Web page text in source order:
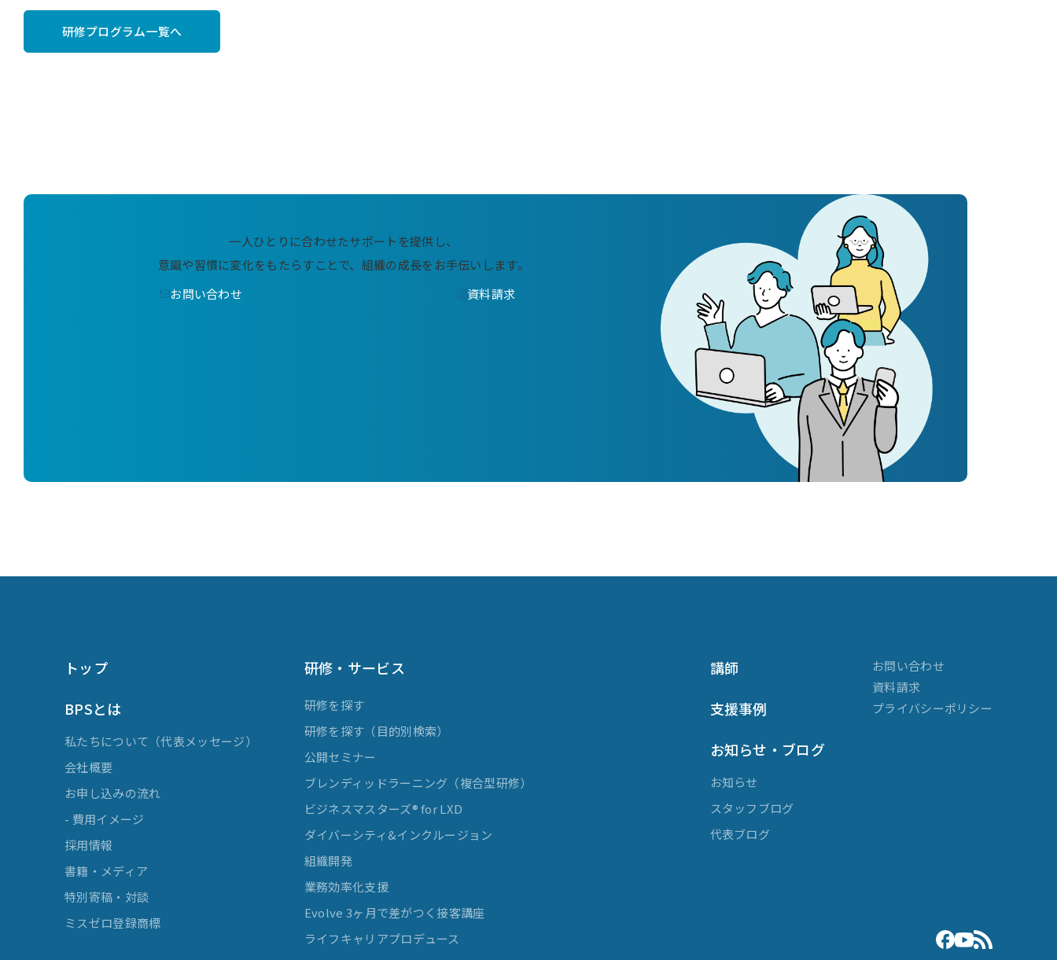
研修プログラム一覧へ
一人ひとりに合わせたサポートを提供し、
意識や習慣に変化をもたらすことで、 組織の成長をお手伝いします。
お問い合わせ
資料請求
トップ
BPSとは
私たちについて（代表メッセージ）
会社概要
お申し込みの流れ
- 費用イメージ
採用情報
書籍・メディア
特別寄稿・対談
ミスゼロ登録商標
研修・サービス
研修を探す
研修を探す（目的別検索）
公開セミナー
ブレンディッドラーニング（複合型研修）
ビジネスマスターズ® for LXD
ダイバーシティ&インクルージョン
組織開発
業務効率化支援
Evolve 3ヶ月で差がつく接客講座
ライフキャリアプロデュース
講師
支援事例
お知らせ・ブログ
お知らせ
スタッフブログ
代表ブログ
お問い合わせ
資料請求
プライバシーポリシー